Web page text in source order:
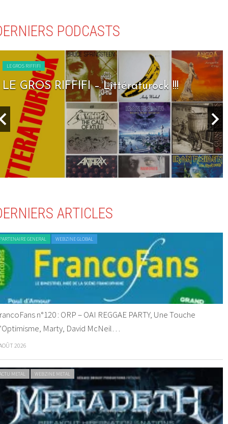
PODCASTS
LE GROS RIFFIFI
LE GROS RIFFIFI – Littératurock !!!
ARTICLES
GENERAL WEBZINE GLOBAL
n°120 : ORP – OAI REGGAE PARTY, Une Touche
Marty, David McNeil…
2026
METAL WEBZINE METAL